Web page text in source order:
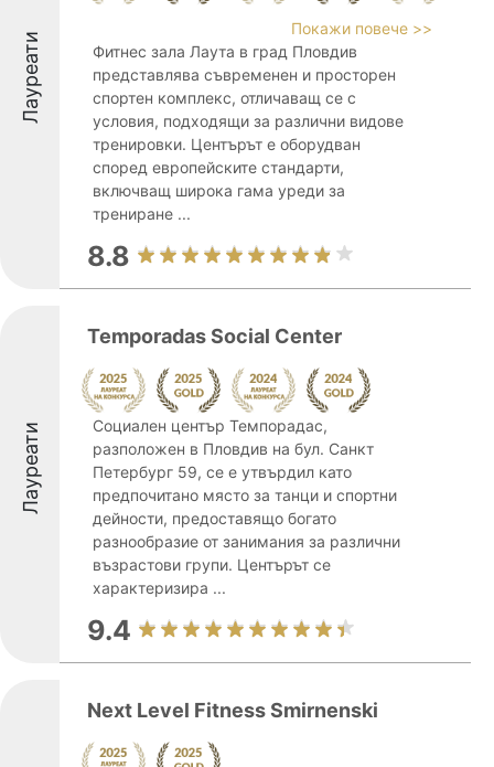
Лауреати
Покажи повече >>
Фитнес зала Лаута в град Пловдив
представлява съвременен и просторен
спортен комплекс, отличаващ се с
условия, подходящи за различни видове
тренировки. Центърът е оборудван
според европейските стандарти,
включващ широка гама уреди за
трениране ...
8.8
Лауреати
Temporadas Social Center
Социален център Темпорадас,
разположен в Пловдив на бул. Санкт
Петербург 59, се е утвърдил като
предпочитано място за танци и спортни
дейности, предоставящо богато
разнообразие от занимания за различни
възрастови групи. Центърът се
характеризира ...
9.4
Next Level Fitness Smirnenski